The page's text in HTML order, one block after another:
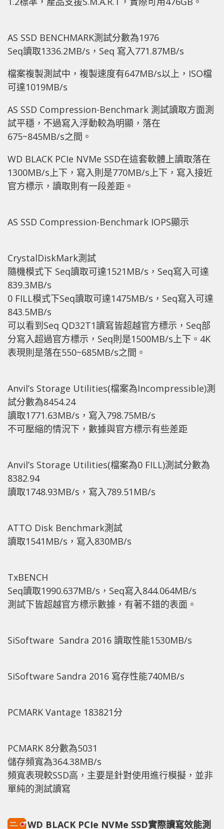
AS SSD BENCHMARK測試分數為1976
Seq讀取1336.2MB/s，Seq 寫入771.87MB/s
檔案複製測試中，複製速度有647MB/s以上，ISO檔
可達1019MB/s
AS SSD Compression-Benchmark 測試讀取方面測
試平穩，不過寫入浮動較為明顯，落在
675~845MB/s之間。
WD BLACK PCIe NVMe SSD在這套軟體上讀取落在
1300MB/s上下，寫入則是770MB/s上下，寫入接近
官方標示，讀取則有一段差距。
AS SSD Compression-Benchmark IOPS顯示
CrystalDiskMark測試
隨機模式下 Seq讀取可達1521MB/s，Seq寫入可達
839.3MB/s
0 FILL模式下Seq讀取可達1475MB/s，Seq寫入可達
843.5MB/s
可以看到Seq QD32T1讀寫皆超越官方標示，Seq部
分寫入超過官方標示，Seq則是1500MB/s上下。4K
表現則是落在550~685MB/s之間。
Anvil’s Storage Utilities(檔案為Incompressible)測
試分數為8454.24
讀取1771.63MB/s，寫入798.75MB/s
不可壓縮的情況下，數據與官方標示有些差距
Anvil’s Storage Utilities(檔案為0 FILL)測試分數為
8382.94
讀取1748.93MB/s，寫入789.51MB/s
ATTO Disk Benchmark測試
讀取1541MB/s，寫入830MB/s
TxBENCH
Seq讀取1990.637MB/s，Seq寫入844.064MB/s
測試下皆超越官方標示數據，有著不錯的表面。
SiSoftware Sandra 2016 讀取性能1530MB/s
SiSoftware Sandra 2016 寫存性能740MB/s
PCMARK Vantage 183821分
PCMARK 8分數為5031
儲存頻寬為364.38MB/s
頻寬表現較SSD高，主要是針對使用進行模擬，並非
單純的測試讀寫
WD BLACK PCIe NVMe SSD實際讀寫效能測